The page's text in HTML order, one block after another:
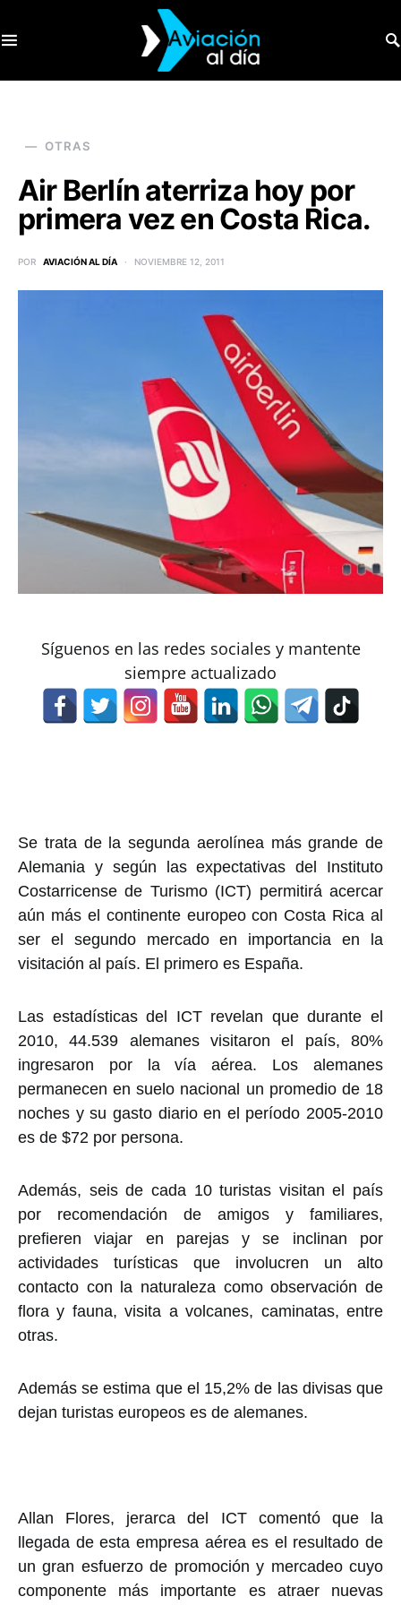
OTRAS
Air Berlín aterriza hoy por
primera vez en Costa Rica.
POR AVIACIÓN AL DÍA NOVIEMBRE 12, 2011
Síguenos en las redes sociales y mantente
siempre actualizado
Se trata de la segunda aerolínea más grande de
Alemania y según las expectativas del Instituto
Costarricense de Turismo (ICT) permitirá acercar
aún más el continente europeo con Costa Rica al
ser el segundo mercado en importancia en la
visitación al país. El primero es España.
Las estadísticas del ICT revelan que durante el
2010, 44.539 alemanes visitaron el país, 80%
ingresaron por la vía aérea. Los alemanes
permanecen en suelo nacional un promedio de 18
noches y su gasto diario en el período 2005-2010
es de $72 por persona.
Además, seis de cada 10 turistas visitan el país
por recomendación de amigos y familiares,
prefieren viajar en parejas y se inclinan por
actividades turísticas que involucren un alto
contacto con la naturaleza como observación de
flora y fauna, visita a volcanes, caminatas, entre
otras.
Además se estima que el 15,2% de las divisas que
dejan turistas europeos es de alemanes.
Allan Flores, jerarca del ICT comentó que la
llegada de esta empresa aérea es el resultado de
un gran esfuerzo de promoción y mercadeo cuyo
componente más importante es atraer nuevas